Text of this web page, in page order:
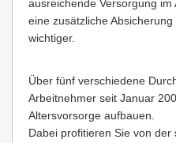
ausreichende Versorgung im
eine zusätzliche
wichtiger.
Über fünf verschiedene
Arbeitnehmer seit Januar
Altersvorsorge aufbauen.
Dabei profitieren Sie von